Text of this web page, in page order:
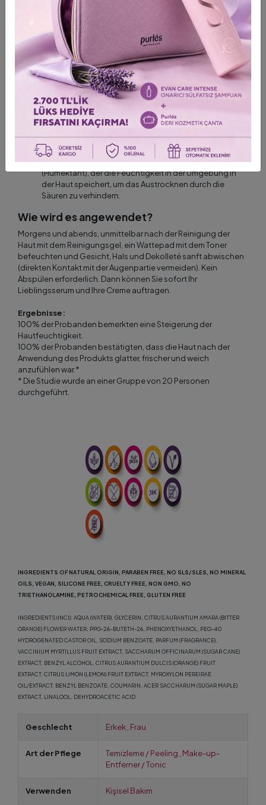
Glykolsäure):
Die kleinste Molekülsäure; dringt tief
ein, regt die Zellregeneration an und hellt Flecken
auf.
Citrus Limon & Citrus Aurantium Dulcis (Zitrone und
Orange - Natürliche Zitronensäure):Unterstützt die
Kollagenproduktion, verleiht der Haut
unglaubliche Helligkeit und zielt auf
Tonunregelmäßigkeiten ab.
Acer Saccharum (Zuckerahorn - Natürliche
Äpfelsäure und Weinsäure):
Erhöht die Elastizität
der Haut und glättet sie.
Glycerin:Ein starker Feuchtigkeitsspender
(Humektant), der die Feuchtigkeit in der Umgebung in
der Haut speichert, um das Austrocknen durch die
Säuren zu verhindern.
Wie wird es angewendet?
Morgens und abends, unmittelbar nach der Reinigung der
Haut mit dem Reinigungsgel, ein Wattepad mit dem Toner
befeuchten und Gesicht, Hals und Dekolleté sanft abwischen
(direkten Kontakt mit der Augenpartie vermeiden). Kein
Abspülen erforderlich. Dann können Sie sofort Ihr
Lieblingsserum und Ihre Creme auftragen.
Ergebnisse:
100% der Probanden bemerkten eine Steigerung der
Hautfeuchtigkeit.
100% der Probanden bestätigten, dass die Haut nach der
Anwendung des Produkts glatter, frischer und weich
anzufühlen war.*
* Die Studie wurde an einer Gruppe von 20 Personen
durchgeführt.
INGREDIENTS OF NATURAL ORIGIN, PARABEN FREE, NO SLS/SLES, NO MINERAL
OILS, VEGAN, SILICONE FREE, CRUELTY FREE, NON GMO, NO
TRIETHANOLAMINE, PETROCHEMICAL FREE, GLUTEN FREE
INGREDIENTS (INCI): AQUA (WATER), GLYCERIN, CITRUS AURANTIUM AMARA (BITTER
ORANGE) FLOWER WATER, PPG-26-BUTETH-26, PHENOXYETHANOL, PEG-40
HYDROGENATED CASTOR OIL, SODIUM BENZOATE, PARFUM (FRAGRANCE),
VACCINIUM MYRTILLUS FRUIT EXTRACT, SACCHARUM OFFICINARUM (SUGAR CANE)
EXTRACT, BENZYL ALCOHOL, CITRUS AURANTIUM DULCIS (ORANGE) FRUIT
EXTRACT, CITRUS LIMON (LEMON) FRUIT EXTRACT, MYROXYLON PEREIRAE
OIL/EXTRACT, BENZYL BENZOATE, COUMARIN, ACER SACCHARUM (SUGAR MAPLE)
EXTRACT, LINALOOL, DEHYDROACETIC ACID
Geschlecht Erkek Frau
Art der Pflege Temizleme / Peeling Make-up-
Entferner / Tonic
Verwenden Kişisel Bakım